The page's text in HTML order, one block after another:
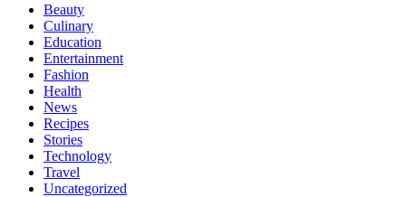
Beauty
Culinary
Education
Entertainment
Fashion
Health
News
Recipes
Stories
Technology
Travel
Uncategorized